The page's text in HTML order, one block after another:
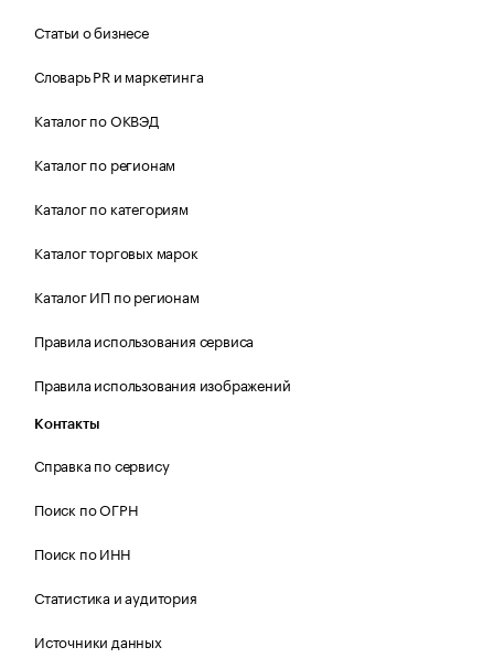
Статьи о бизнесе
Словарь PR и маркетинга
Каталог по ОКВЭД
Каталог по регионам
Каталог по категориям
Каталог торговых марок
Каталог ИП по регионам
Правила использования сервиса
Правила использования изображений
Контакты
Справка по сервису
Поиск по ОГРН
Поиск по ИНН
Статистика и аудитория
Источники данных